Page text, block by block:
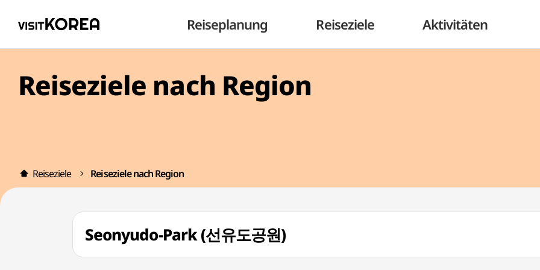
Reiseplanung Reiseziele Aktivitäten
Reiseziele nach Region
Reiseziele Reiseziele nach Region
Seonyudo-Park (선유도공원)